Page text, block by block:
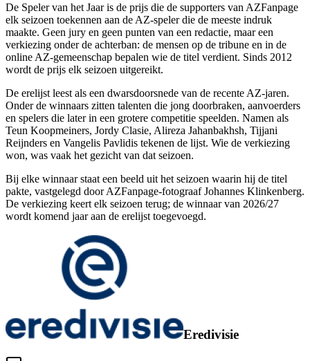
De Speler van het Jaar is de prijs die de supporters van AZFanpage
elk seizoen toekennen aan de AZ-speler die de meeste indruk
maakte. Geen jury en geen punten van een redactie, maar een
verkiezing onder de achterban: de mensen op de tribune en in de
online AZ-gemeenschap bepalen wie de titel verdient. Sinds 2012
wordt de prijs elk seizoen uitgereikt.
De erelijst leest als een dwarsdoorsnede van de recente AZ-jaren.
Onder de winnaars zitten talenten die jong doorbraken, aanvoerders
en spelers die later in een grotere competitie speelden. Namen als
Teun Koopmeiners, Jordy Clasie, Alireza Jahanbakhsh, Tijjani
Reijnders en Vangelis Pavlidis tekenen de lijst. Wie de verkiezing
won, was vaak het gezicht van dat seizoen.
Bij elke winnaar staat een beeld uit het seizoen waarin hij de titel
pakte, vastgelegd door AZFanpage-fotograaf Johannes Klinkenberg.
De verkiezing keert elk seizoen terug; de winnaar van 2026/27
wordt komend jaar aan de erelijst toegevoegd.
Eredivisie